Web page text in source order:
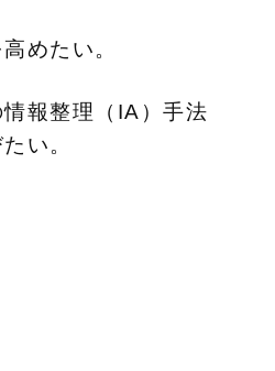
めたい。
報整理（IA）手法
い。